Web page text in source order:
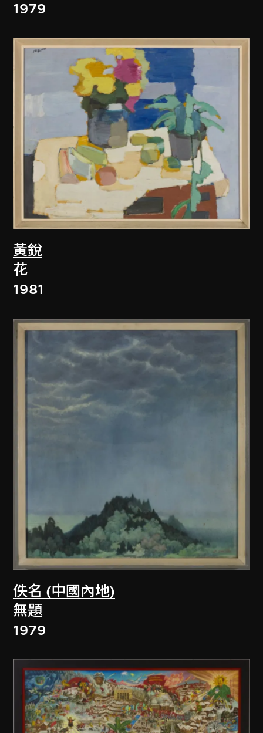
1979
黃銳
花
1981
佚名 (中國內地)
無題
1979